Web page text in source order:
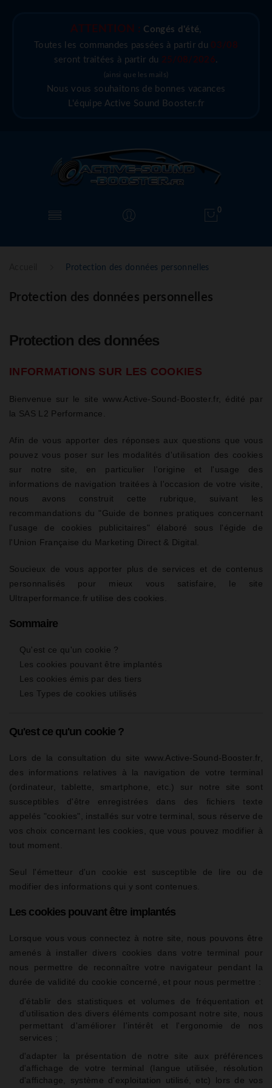
ATTENTION : Congés d'été,
Toutes les commandes passées à partir du 03/08
seront traitées à partir du 25/08/2026.
(ainsi que les mails)
Nous vous souhaitons de bonnes vacances
L'équipe Active Sound Booster.fr
0
Protection des données personnelles
Protection des données personnelles
Protection des données
INFORMATIONS SUR LES COOKIES
Bienvenue sur le site www.Active-Sound-Booster.fr, édité par
la SAS L2 Performance.
Afin de vous apporter des réponses aux questions que vous
pouvez vous poser sur les modalités d'utilisation des cookies
sur notre site, en particulier l'origine et l'usage des
informations de navigation traitées à l'occasion de votre visite,
nous avons construit cette rubrique, suivant les
recommandations du "Guide de bonnes pratiques concernant
l'usage de cookies publicitaires" élaboré sous l'égide de
l'Union Française du Marketing Direct & Digital.
Soucieux de vous apporter plus de services et de contenus
personnalisés pour mieux vous satisfaire, le site
Ultraperformance.fr utilise des cookies.
Sommaire
Qu'est ce qu'un cookie ?
Les cookies pouvant être implantés
Les cookies émis par des tiers
Les Types de cookies utilisés
Qu'est ce qu'un cookie ?
Lors de la consultation du site www.Active-Sound-Booster.fr,
des informations relatives à la navigation de votre terminal
(ordinateur, tablette, smartphone, etc.) sur notre site sont
susceptibles d'être enregistrées dans des fichiers texte
appelés "cookies", installés sur votre terminal, sous réserve de
vos choix concernant les cookies, que vous pouvez modifier à
tout moment.
Seul l'émetteur d'un cookie est susceptible de lire ou de
modifier des informations qui y sont contenues.
Les cookies pouvant être implantés
Lorsque vous vous connectez à notre site, nous pouvons être
amenés à installer divers cookies dans votre terminal pour
nous permettre de reconnaître votre navigateur pendant la
durée de validité du cookie concerné, et pour nous permettre :
d'établir des statistiques et volumes de fréquentation et
d'utilisation des divers éléments composant notre site, nous
permettant d'améliorer l'intérêt et l'ergonomie de nos
services ;
d'adapter la présentation de notre site aux préférences
d'affichage de votre terminal (langue utilisée, résolution
d'affichage, système d'exploitation utilisé, etc) lors de vos